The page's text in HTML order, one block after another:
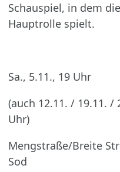
Schauspiel, in dem
Hauptrolle spielt.
Sa., 5.11., 19 Uhr
(auch 12.11. / 19.11. /
Uhr)
Mengstraße/Breite
Sod